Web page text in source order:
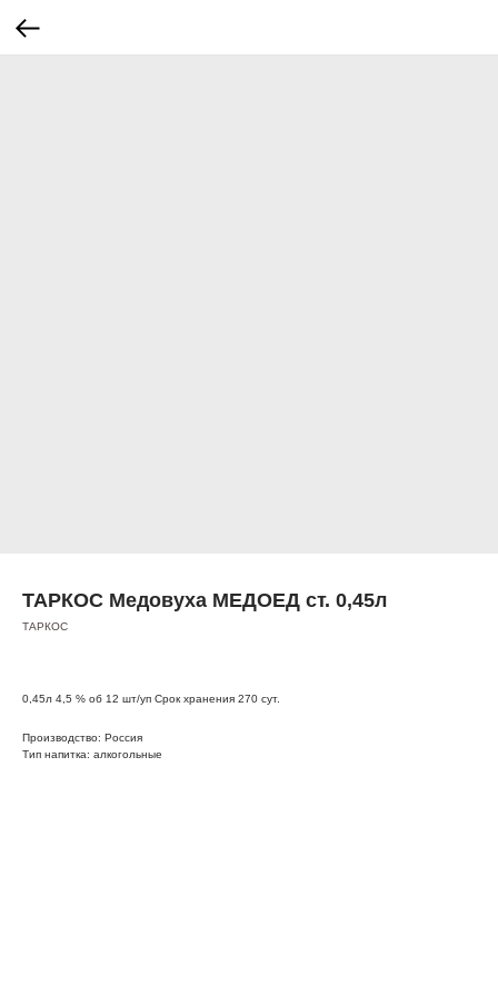
ТАРКОС Медовуха МЕДОЕД ст. 0,45л
ТАРКОС
0,45л 4,5 % об 12 шт/уп Срок хранения 270 сут.
Производство: Россия
Тип напитка: алкогольные